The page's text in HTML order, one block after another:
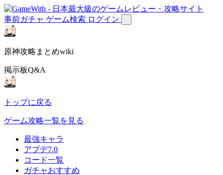
事前ガチャ ゲーム検索 ログイン
原神攻略まとめwiki
掲示板Q&A
トップに戻る
ゲーム攻略一覧を見る
最強キャラ
アプデ7.0
コード一覧
ガチャおすすめ